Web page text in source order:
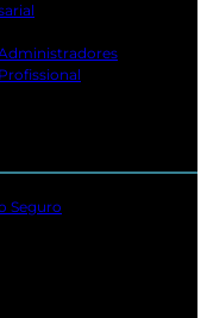
Seguro